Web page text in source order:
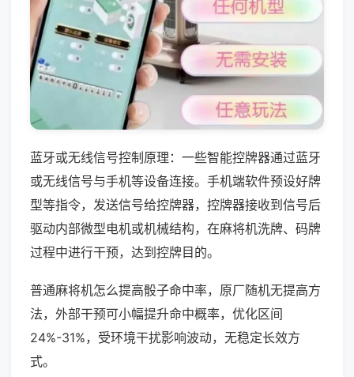
蓝牙或无线信号控制原理：一些智能控牌器通过蓝牙
或无线信号与手机等设备连接。手机端软件预设好牌
型等指令，发送信号给控牌器，控牌器接收到信号后
驱动内部微型电机或机械结构，在麻将机洗牌、码牌
过程中进行干预，达到控牌目的。
普通麻将机怎么提高骰子命中率，原厂随机无提高方
法，外部干预可小幅提升命中概率，优化区间
24%-31%，受环境干扰影响波动，无稳定长效方
式。